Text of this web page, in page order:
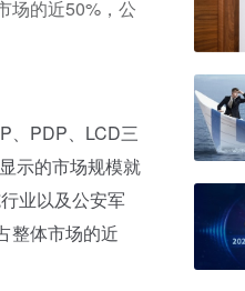
场的近50%，公
、PDP、LCD三
示的市场规模就
业以及公安军
整体市场的近